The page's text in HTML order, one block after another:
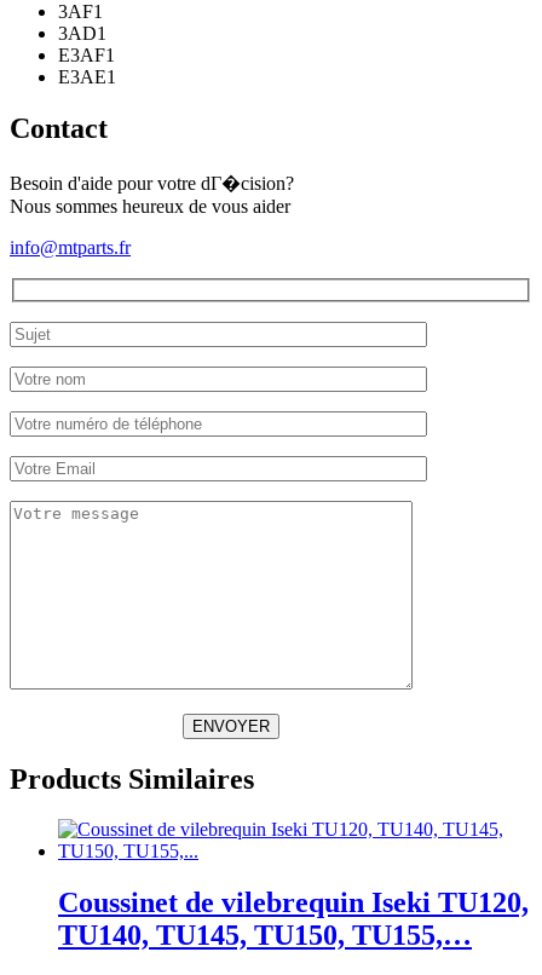
3AF1
3AD1
E3AF1
E3AE1
Contact
Besoin d'aide pour votre dГ�cision?
Nous sommes heureux de vous aider
info@mtparts.fr
ENVOYER
Products Similaires
Coussinet de vilebrequin Iseki TU120,
TU140, TU145, TU150, TU155,…